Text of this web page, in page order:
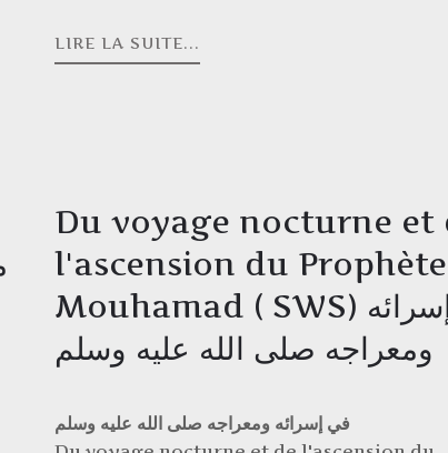
LIRE LA SUITE...
Du voyage nocturne et
l'ascension du Prophète
Mouhamad ( SWS) ‫في إسرائه
ومعراجه صلى الله عليه وسلم
في إسرائه ومعراجه صلى الله عليه وسلم